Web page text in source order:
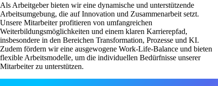
Als Arbeitgeber bieten wir eine dynamische und unterstützende
Arbeitsumgebung, die auf Innovation und Zusammenarbeit setzt.
Unsere Mitarbeiter profitieren von umfangreichen
Weiterbildungsmöglichkeiten und einem klaren Karrierepfad,
insbesondere in den Bereichen Transformation, Prozesse und KI.
Zudem fördern wir eine ausgewogene Work-Life-Balance und bieten
flexible Arbeitsmodelle, um die individuellen Bedürfnisse unserer
Mitarbeiter zu unterstützen.